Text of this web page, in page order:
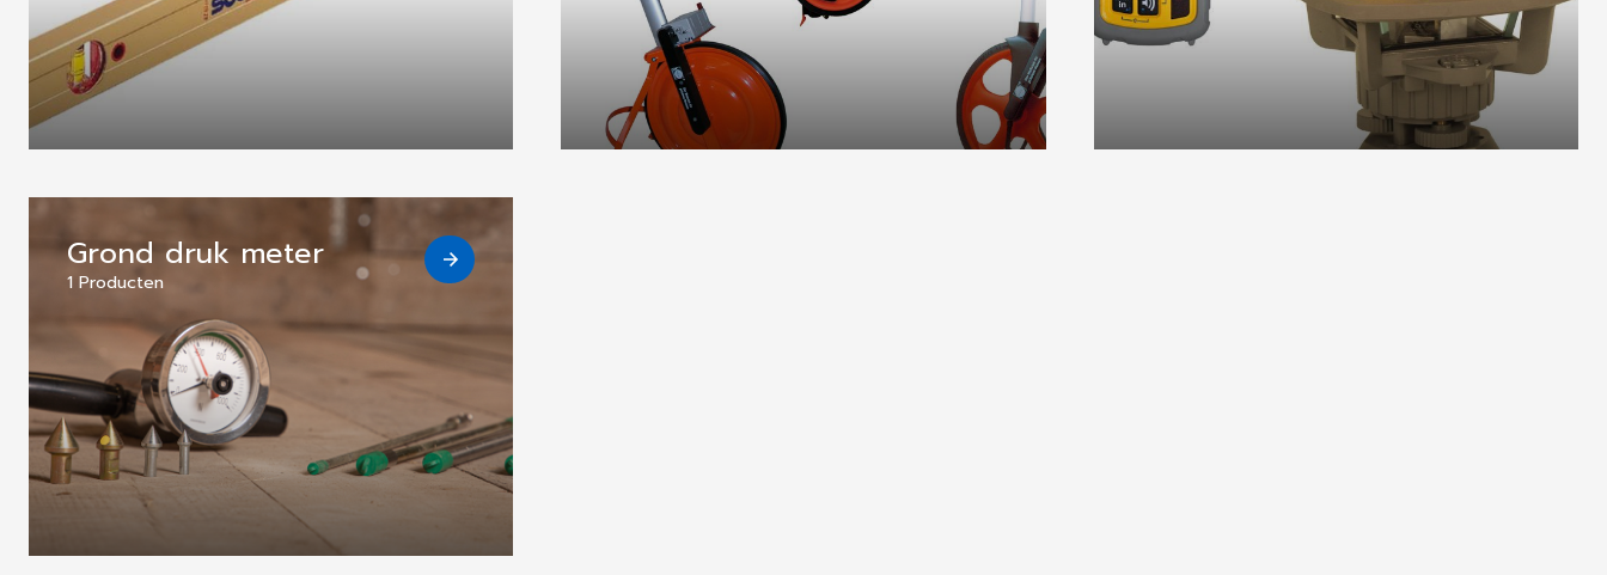
Grond druk meter
1 Producten